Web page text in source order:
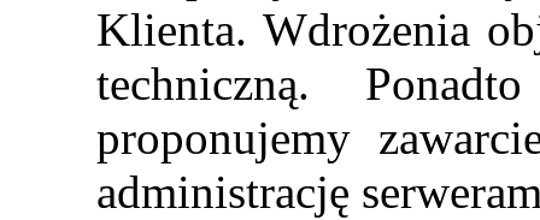
Klienta. Wdrożenia
techniczną.
proponujemy
administrację